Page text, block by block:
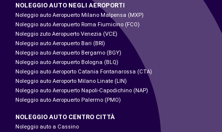
NOLEGGIO AUTO NEGLI AEROPORTI
Noleggio auto Aeropuerto Milano Malpensa (MXP)
Noleggio auto Aeropuerto Roma Fiumicino (FCO)
Noleggio zuto Aeropuerto Venezia (VCE)
Noleggio auto Aeropuerto Bari (BRI)
Noleggio auto Aeropuerto Bergamo (BGY)
Noleggio auto Aeropuerto Bologna (BLQ)
Noleggio auto Aeroporto Catania Fontanarossa (CTA)
Noleggio auto Aeroporto Milano Linate (LIN)
Noleggio auto Aeropuerto Napoli-Capodichino (NAP)
Noleggio auto Aeropuerto Palermo (PMO)
NOLEGGIO AUTO CENTRO CITTÀ
Noleggio auto a Cassino